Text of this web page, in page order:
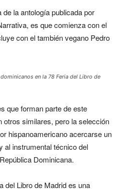
la antología publicada por
es que comienza con el
con el también vegano Pedro
en la 78 Feria del Libro de
que forman parte de este
otros similares, pero la selección
hispanoamericano acercarse un
al instrumental técnico del
Dominicana.
del Libro de Madrid es una